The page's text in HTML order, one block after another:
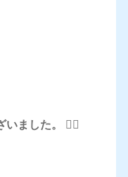
いました。 🙇‍♂️